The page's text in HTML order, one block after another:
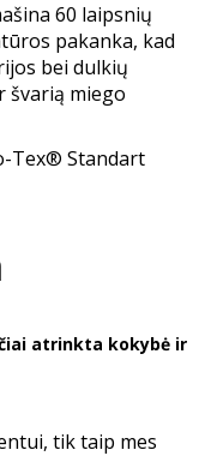
60 laipsnių
pakanka, kad
bei dulkių
švarią miego
Tex® Standart
atrinkta kokybė ir
tik taip mes